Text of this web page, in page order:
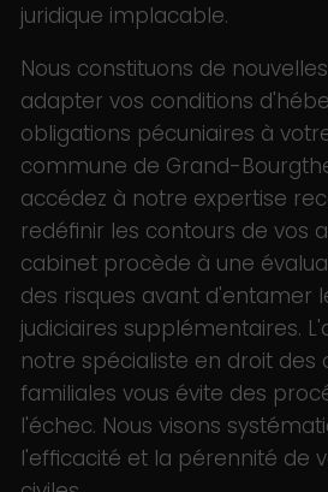
juridique implacable.
Nous constituons de
adapter vos conditions
obligations pécuniaires à
commune de Grand-
accédez à notre expertise
redéfinir les contours de vos
cabinet procède à une
des risques avant d'entamer
judiciaires supplémentaires.
notre spécialiste en droit des
familiales vous évite des
l'échec. Nous visons
l'efficacité et la pérennité de